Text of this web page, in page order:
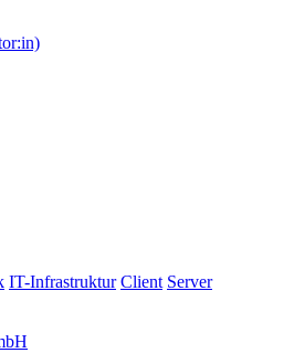
IT-Infrastruktur Client Server